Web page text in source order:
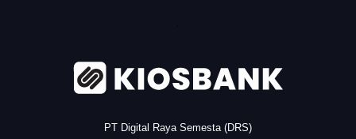
PT Digital Raya Semesta (DRS)